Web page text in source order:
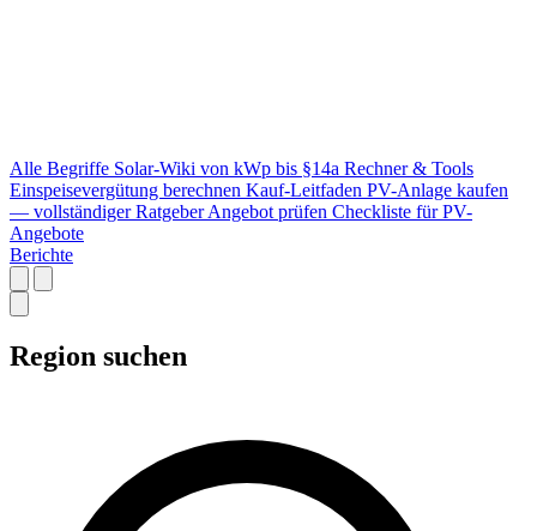
Alle Begriffe Solar-Wiki von kWp bis §14a Rechner & Tools
Einspeisevergütung berechnen Kauf-Leitfaden PV-Anlage kaufen
— vollständiger Ratgeber Angebot prüfen Checkliste für PV-
Angebote
Berichte
Region suchen